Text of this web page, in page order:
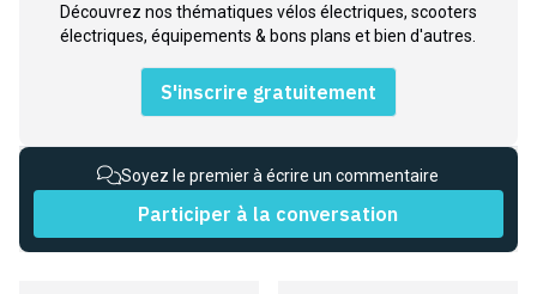
Découvrez nos thématiques vélos électriques, scooters
électriques, équipements & bons plans et bien d'autres.
S'inscrire gratuitement
Soyez le premier à écrire un commentaire
Participer à la conversation